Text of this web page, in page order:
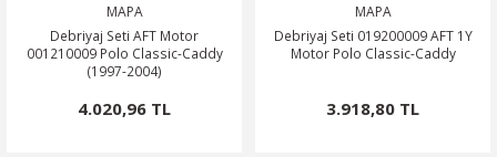
MAPA
Debriyaj Seti AFT Motor
001210009 Polo Classic-Caddy
(1997-2004)
4.020,96 TL
MAPA
Debriyaj Seti 019200009 AFT 1Y
Motor Polo Classic-Caddy
3.918,80 TL